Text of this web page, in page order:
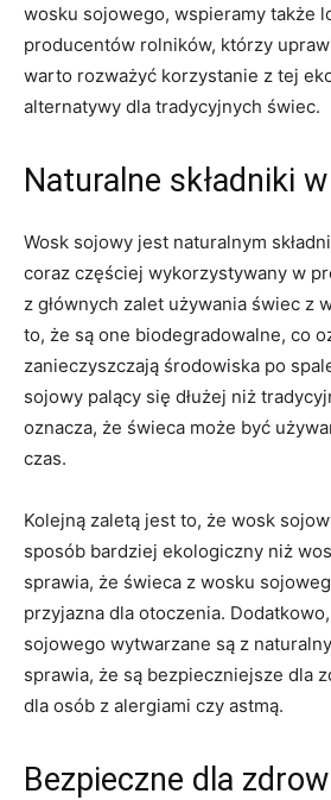
wosku sojowego, wspieramy także
producentów rolników, którzy
warto rozważyć korzystanie⁣ z tej
alternatywy dla tradycyjnych świec.
Naturalne ⁢składniki
Wosk sojowy ⁤jest naturalnym
coraz częściej wykorzystywany w
z głównych zalet używania ⁢świec z
to, ‌że są one biodegradowalne, co
zanieczyszczają ‍środowiska po
sojowy‌ palący ​się dłużej niż
oznacza, że świeca może być
czas.
Kolejną‍ zaletą jest to, że ​wosk
sposób bardziej ⁢ekologiczny niż
‌sprawia, że świeca z wosku
⁤przyjazna dla otoczenia.
sojowego wytwarzane są z
sprawia, że​ są bezpieczniejsze dla
‌dla osób z alergiami czy astmą.
Bezpieczne dla